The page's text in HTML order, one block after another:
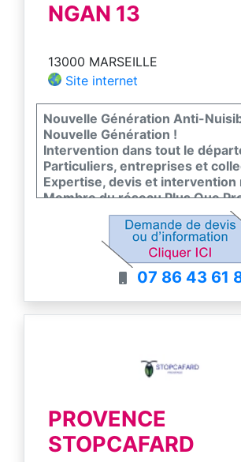
NGAN 13
13000 MARSEILLE
Site internet
Nouvelle Génération Anti-
Nouvelle Génération !
Intervention dans tout le
Particuliers, entreprises et
Expertise, devis et intervention
Membre du réseau Plus Que
meilleurs entreprises de France
07 86 43 61
PROVENCE
STOPCAFARD